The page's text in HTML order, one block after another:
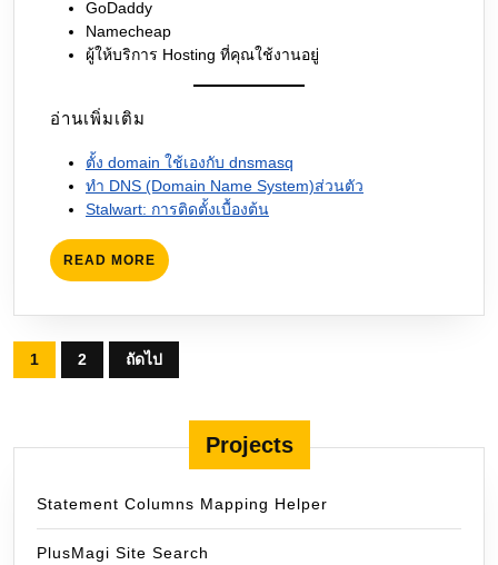
GoDaddy
Namecheap
ผู้ให้บริการ Hosting ที่คุณใช้งานอยู่
อ่านเพิ่มเติม
ตั้ง domain ใช้เองกับ dnsmasq
ทำ DNS (Domain Name System)ส่วนตัว
Stalwart: การติดตั้งเบื้องต้น
READ MORE READ
MORE
Posts
pagination
1 2 ถัดไป
Projects
Statement Columns Mapping Helper
PlusMagi Site Search